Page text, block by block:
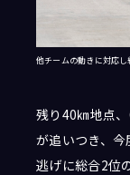
他チームの動きに対応
残り40㎞地点
が追いつき、
逃げに総合2位